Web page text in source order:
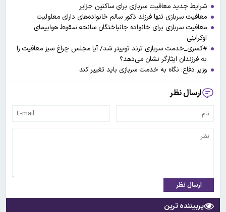
شرایط جدید معافیت سربازی برای ساکنین جزایر
معافیت سربازی تنها فرزند ذکور سالم خانواده‌های دارای معلولیت
معافیت سربازی برای خانواده جانباختگان سانحه سقوط هواپیمای
اوکراینی
#کسری_خدمت سربازی ترند توییتر شد/ آیا مجلس چراغ سبز معافیت را
به فرزندان ایثارگر نشان می‌دهد؟
وزیر دفاع: نگاه به خدمت سربازی باید تغییر کند
ارسال نظر
ارسال نظر
پربیننده ترین